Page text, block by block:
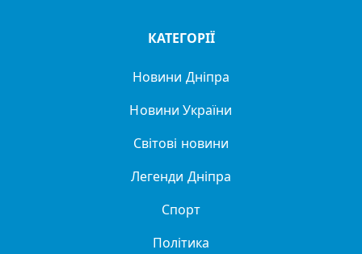
КАТЕГОРІЇ
Новини Дніпра
Новини України
Світові новини
Легенди Дніпра
Спорт
Політика